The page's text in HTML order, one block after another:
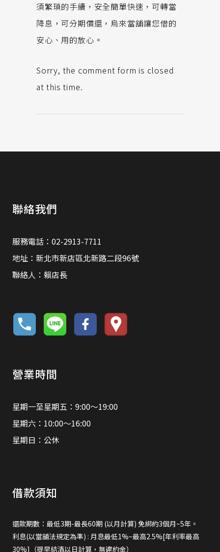
須繁瑣的手續，安全簡單快速，可轉當
降息，可分期償還，烏來當舖讓您借的
安心、用的放心。
Sorry, the comment form is closed
at this time.
聯絡我們
服務電話：02-2913-7711
地址：新北市新店區北新路二段96號
聯絡人：賴店長
營業時間
星期一至星期五：9:00～19:00
星期六：10:00～16:00
星期日：公休
借款須知
還款期數：最低3期-最長60期 (以月計算) 免綁約3個月~5年。
利息(以當舖法規定為準) : 月息最低1%~最高2.5%[年利率最高
30%]（提早結清以日計算，無違約金）